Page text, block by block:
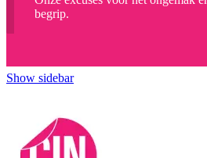
begrip.
Show sidebar